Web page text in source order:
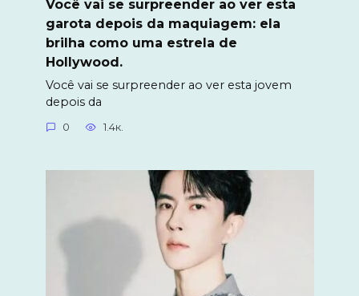
Você vai se surpreender ao ver esta
garota depois da maquiagem: ela
brilha como uma estrela de
Hollywood.
Você vai se surpreender ao ver esta jovem
depois da
0 1.4к.